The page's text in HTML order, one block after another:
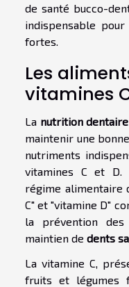
de santé bucco-
indispensable
fortes.
Les
vitamines
La nutrition dentaire
maintenir une bonne
nutriments
vitamines C et D.
régime alimentaire
C" et "vitamine D"
la prévention des
maintien de dents
La vitamine C,
fruits et légumes